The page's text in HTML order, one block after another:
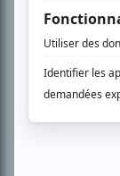
PLAN DU SITE